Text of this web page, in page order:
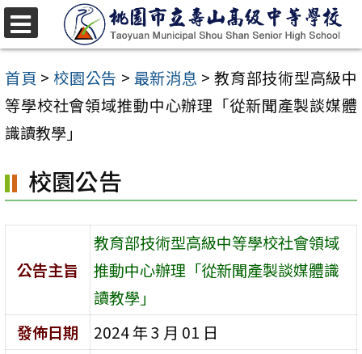
跳
至
主
要
內
區
首頁 > 校園公告 > 最新消息 > 教育部技術型高級中
等學校社會領域推動中心辦理「從新聞產製談媒體
識讀教學」
校園公告
公告主旨
教育部技術型高級中等學校社會領域
推動中心辦理「從新聞產製談媒體識
讀教學」
發佈日期
2024 年 3 月 01 日
選
單